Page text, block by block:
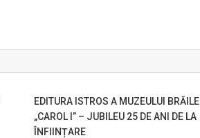
EDITURA ISTROS A MUZEULUI BRĂILEI
„CAROL I” – JUBILEU 25 DE ANI DE LA
ÎNFIINȚARE